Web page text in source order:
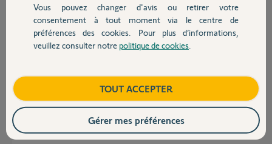
Devis avec un pro
Contact
infos supplémentaires visiblement nécessaires, mon code pin: 1201 4943
Merci
Réinitialisez la motorisation et refaite l'association.
Vous pouvez changer d'avis ou retirer votre
consentement à tout moment via le centre de
préférences des cookies. Pour plus d’informations,
veuillez consulter notre politique de cookies
TOUT ACCEPTER
Gérer mes préférences